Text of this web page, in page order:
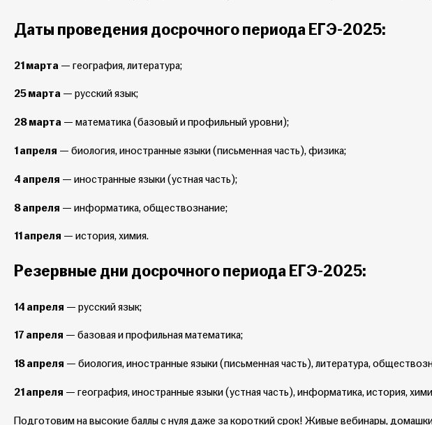
Даты проведения досрочного периода ЕГЭ-2025:
21 марта — география, литература;
25 марта — русский язык;
28 марта — математика (базовый и профильный уровни);
1 апреля — биология, иностранные языки (письменная часть), физика;
4 апреля — иностранные языки (устная часть);
8 апреля — информатика, обществознание;
11 апреля — история, химия.
Резервные дни досрочного периода ЕГЭ-2025:
14 апреля — русский язык;
17 апреля — базовая и профильная математика;
18 апреля — биология, иностранные языки (письменная часть), литература,
21 апреля — география, иностранные языки (устная часть), информатика, история,
Подготовим на высокие баллы с нуля даже за короткий срок! Живые вебинары,